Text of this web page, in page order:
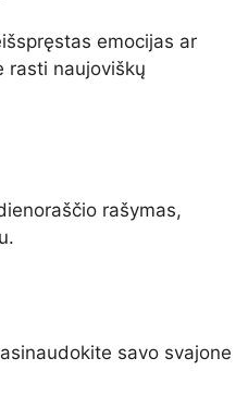
emocijas ar
rasti naujoviškų
rašymas,
savo svajone